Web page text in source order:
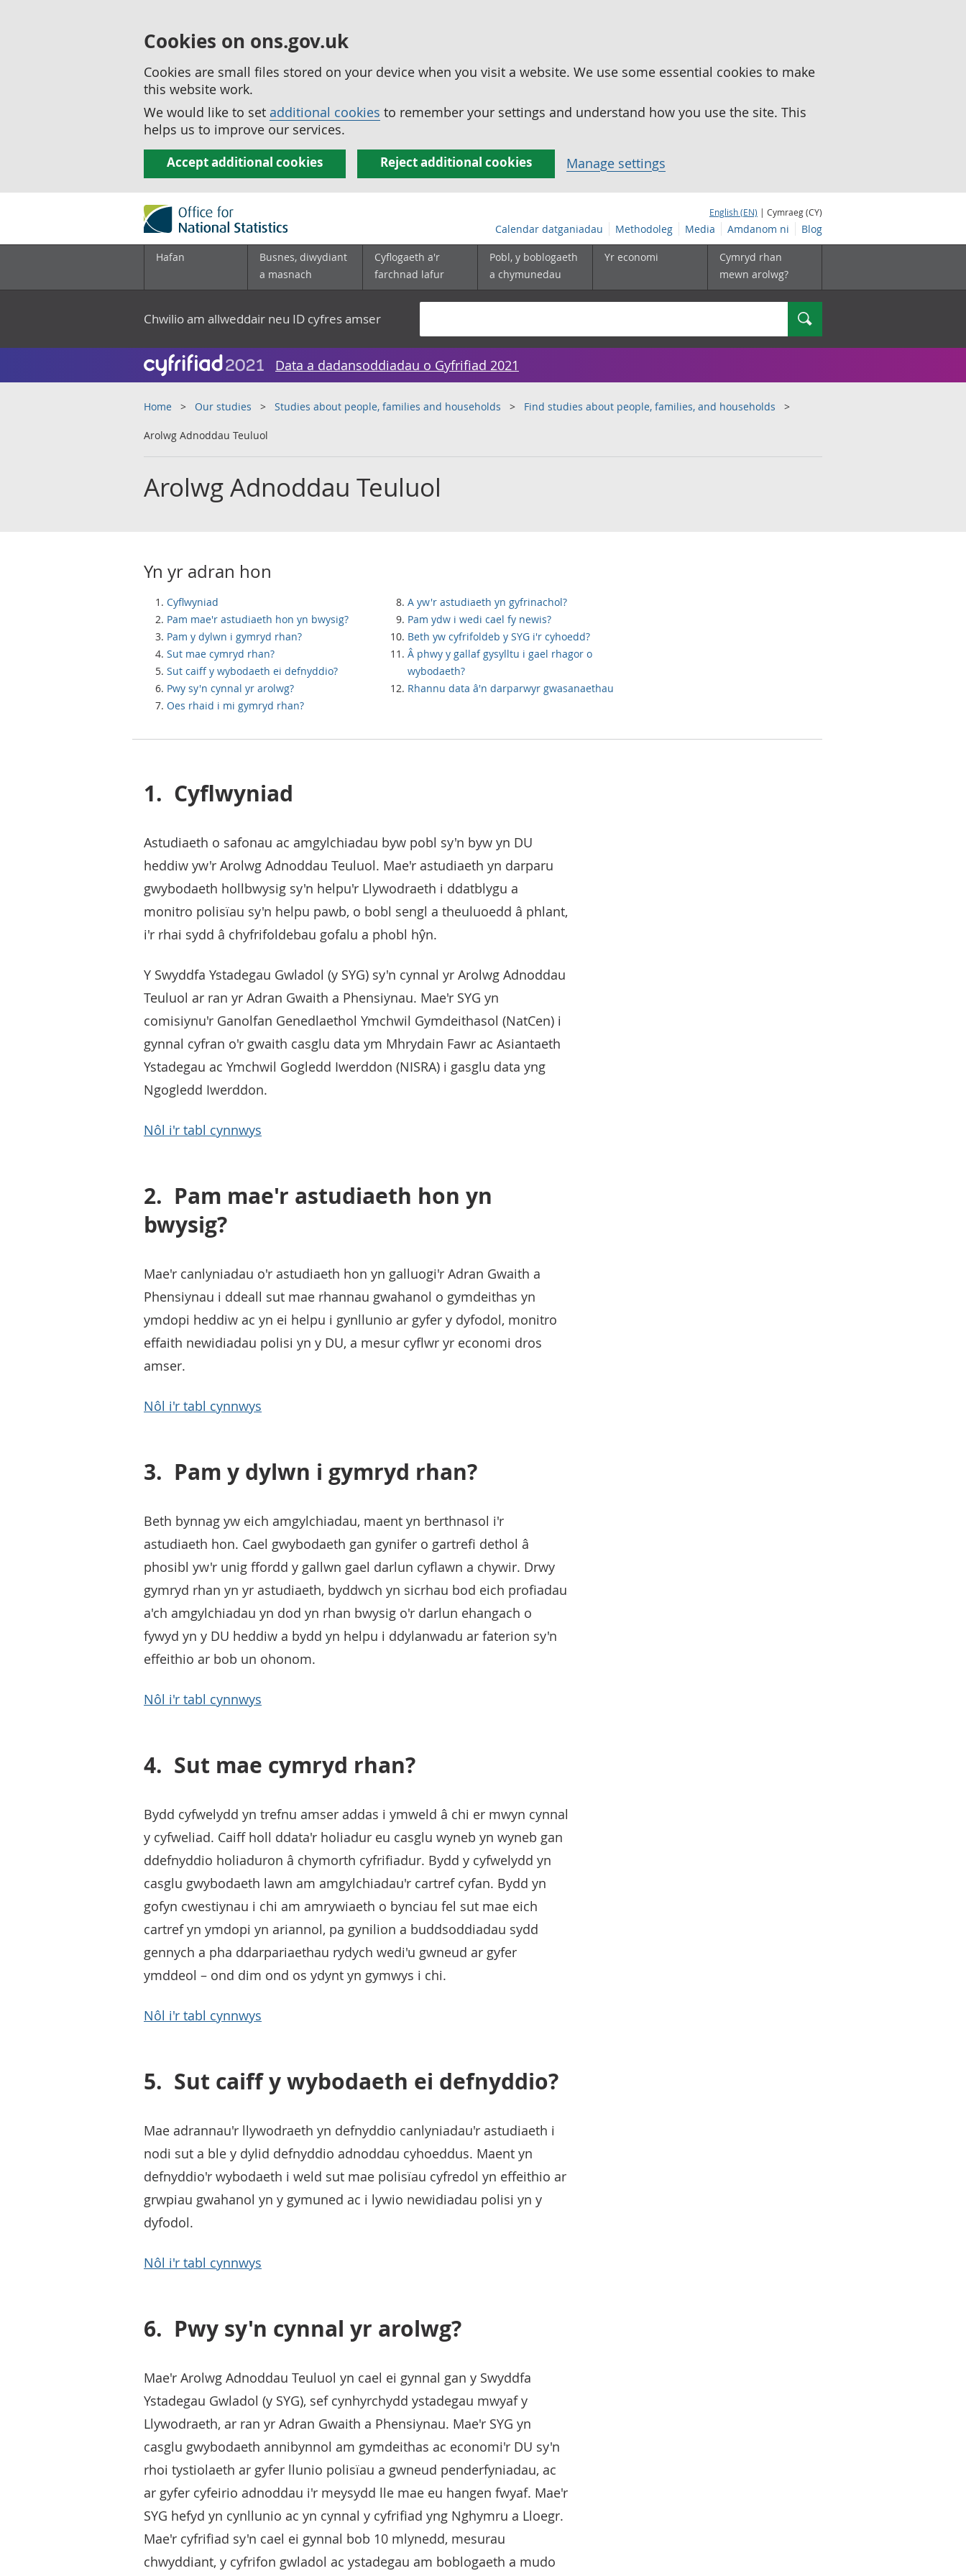
Cookies on ons.gov.uk
Cookies are small files stored on your device when you visit a website. We use some essential cookies to make
this website work.
We would like to set additional cookies to remember your settings and understand how you use the site. This
helps us to improve our services.
Accept additional cookies Reject additional cookies Manage settings
English (EN) | Cymraeg (CY)
Calendar datganiadau Methodoleg Media Amdanom ni Blog
Hafan
Busnes, diwydiant
a masnach
Cyflogaeth a'r
farchnad lafur
Pobl, y boblogaeth
a chymunedau
Yr economi
Cymryd rhan
mewn arolwg?
Chwilio am allweddair neu ID cyfres amser Chwilio
Data a dadansoddiadau o Gyfrifiad 2021
Home Our studies Studies about people, families and households Find studies about people, families, and households
Arolwg Adnoddau Teuluol
Arolwg Adnoddau Teuluol
Yn yr adran hon
Cyflwyniad
Pam mae'r astudiaeth hon yn bwysig?
Pam y dylwn i gymryd rhan?
Sut mae cymryd rhan?
Sut caiff y wybodaeth ei defnyddio?
Pwy sy'n cynnal yr arolwg?
Oes rhaid i mi gymryd rhan?
A yw'r astudiaeth yn gyfrinachol?
Pam ydw i wedi cael fy newis?
Beth yw cyfrifoldeb y SYG i'r cyhoedd?
Â phwy y gallaf gysylltu i gael rhagor o
wybodaeth?
Rhannu data â'n darparwyr gwasanaethau
1. Cyflwyniad
Astudiaeth o safonau ac amgylchiadau byw pobl sy'n byw yn DU
heddiw yw'r Arolwg Adnoddau Teuluol. Mae'r astudiaeth yn darparu
gwybodaeth hollbwysig sy'n helpu'r Llywodraeth i ddatblygu a
monitro polisïau sy'n helpu pawb, o bobl sengl a theuluoedd â phlant,
i'r rhai sydd â chyfrifoldebau gofalu a phobl hŷn.
Y Swyddfa Ystadegau Gwladol (y SYG) sy'n cynnal yr Arolwg Adnoddau
Teuluol ar ran yr Adran Gwaith a Phensiynau. Mae'r SYG yn
comisiynu'r Ganolfan Genedlaethol Ymchwil Gymdeithasol (NatCen) i
gynnal cyfran o'r gwaith casglu data ym Mhrydain Fawr ac Asiantaeth
Ystadegau ac Ymchwil Gogledd Iwerddon (NISRA) i gasglu data yng
Ngogledd Iwerddon.
Nôl i'r tabl cynnwys
2. Pam mae'r astudiaeth hon yn
bwysig?
Mae'r canlyniadau o'r astudiaeth hon yn galluogi'r Adran Gwaith a
Phensiynau i ddeall sut mae rhannau gwahanol o gymdeithas yn
ymdopi heddiw ac yn ei helpu i gynllunio ar gyfer y dyfodol, monitro
effaith newidiadau polisi yn y DU, a mesur cyflwr yr economi dros
amser.
Nôl i'r tabl cynnwys
3. Pam y dylwn i gymryd rhan?
Beth bynnag yw eich amgylchiadau, maent yn berthnasol i'r
astudiaeth hon. Cael gwybodaeth gan gynifer o gartrefi dethol â
phosibl yw'r unig ffordd y gallwn gael darlun cyflawn a chywir. Drwy
gymryd rhan yn yr astudiaeth, byddwch yn sicrhau bod eich profiadau
a'ch amgylchiadau yn dod yn rhan bwysig o'r darlun ehangach o
fywyd yn y DU heddiw a bydd yn helpu i ddylanwadu ar faterion sy'n
effeithio ar bob un ohonom.
Nôl i'r tabl cynnwys
4. Sut mae cymryd rhan?
Bydd cyfwelydd yn trefnu amser addas i ymweld â chi er mwyn cynnal
y cyfweliad. Caiff holl ddata'r holiadur eu casglu wyneb yn wyneb gan
ddefnyddio holiaduron â chymorth cyfrifiadur. Bydd y cyfwelydd yn
casglu gwybodaeth lawn am amgylchiadau'r cartref cyfan. Bydd yn
gofyn cwestiynau i chi am amrywiaeth o bynciau fel sut mae eich
cartref yn ymdopi yn ariannol, pa gynilion a buddsoddiadau sydd
gennych a pha ddarpariaethau rydych wedi'u gwneud ar gyfer
ymddeol – ond dim ond os ydynt yn gymwys i chi.
Nôl i'r tabl cynnwys
5. Sut caiff y wybodaeth ei defnyddio?
Mae adrannau'r llywodraeth yn defnyddio canlyniadau'r astudiaeth i
nodi sut a ble y dylid defnyddio adnoddau cyhoeddus. Maent yn
defnyddio'r wybodaeth i weld sut mae polisïau cyfredol yn effeithio ar
grwpiau gwahanol yn y gymuned ac i lywio newidiadau polisi yn y
dyfodol.
Nôl i'r tabl cynnwys
6. Pwy sy'n cynnal yr arolwg?
Mae'r Arolwg Adnoddau Teuluol yn cael ei gynnal gan y Swyddfa
Ystadegau Gwladol (y SYG), sef cynhyrchydd ystadegau mwyaf y
Llywodraeth, ar ran yr Adran Gwaith a Phensiynau. Mae'r SYG yn
casglu gwybodaeth annibynnol am gymdeithas ac economi'r DU sy'n
rhoi tystiolaeth ar gyfer llunio polisïau a gwneud penderfyniadau, ac
ar gyfer cyfeirio adnoddau i'r meysydd lle mae eu hangen fwyaf. Mae'r
SYG hefyd yn cynllunio ac yn cynnal y cyfrifiad yng Nghymru a Lloegr.
Mae'r cyfrifiad sy'n cael ei gynnal bob 10 mlynedd, mesurau
chwyddiant, y cyfrifon gwladol ac ystadegau am boblogaeth a mudo